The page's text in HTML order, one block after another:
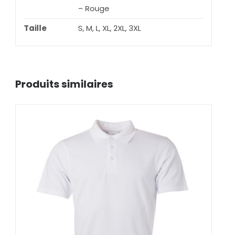
– Rouge
Taille
S, M, L, XL, 2XL, 3XL
Produits similaires